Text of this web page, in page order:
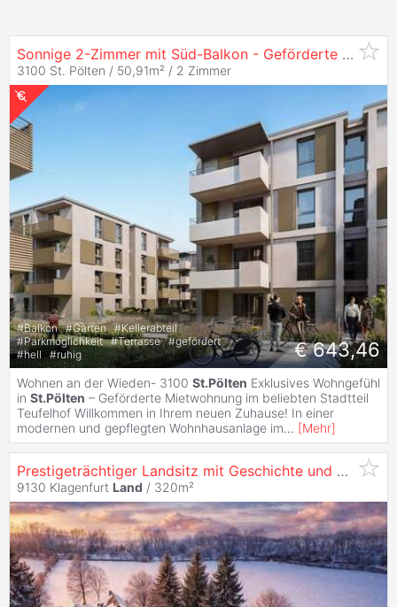
Sonnige 2-Zimmer mit Süd-Balkon - Geförderte Mietwohnung in
3100 St. Pölten / 50,91m² / 2 Zimmer
#Balkon #Garten #Kellerabteil
#Parkmöglichkeit #Terrasse #gefördert
#hell #ruhig € 643,46
Wohnen an der Wieden- 3100 St.Pölten Exklusives Wohngefühl
in St.Pölten – Geförderte Mietwohnung im beliebten Stadtteil
Teufelhof Willkommen in Ihrem neuen Zuhause! In einer
modernen und gepflegten Wohnhausanlage im... [Mehr]
Prestigeträchtiger Landsitz mit Geschichte und großem Grundbesitz bei Klagenfurt
9130 Klagenfurt Land / 320m²